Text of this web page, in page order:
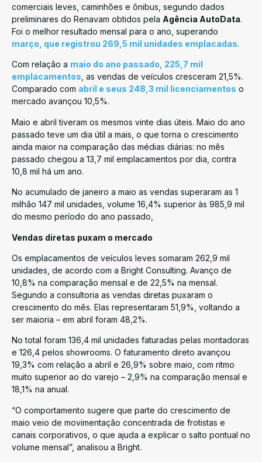
comerciais leves, caminhões e ônibus, segundo dados
preliminares do Renavam obtidos pela Agência AutoData.
Foi o melhor resultado mensal para o ano, superando
março, que registrou 269,5 mil unidades emplacadas.
Com relação a maio do ano passado, 225,7 mil
emplacamentos , as vendas de veículos cresceram 21,5%.
Comparado com abril e seus 248,3 mil licenciamentos o
mercado avançou 10,5%.
Maio e abril tiveram os mesmos vinte dias úteis. Maio do ano
passado teve um dia útil a mais, o que torna o crescimento
ainda maior na comparação das médias diárias: no mês
passado chegou a 13,7 mil emplacamentos por dia, contra
10,8 mil há um ano.
No acumulado de janeiro a maio as vendas superaram as 1
milhão 147 mil unidades, volume 16,4% superior às 985,9 mil
do mesmo período do ano passado,
Vendas diretas puxam o mercado
Os emplacamentos de veículos leves somaram 262,9 mil
unidades, de acordo com a Bright Consulting. Avanço de
10,8% na comparação mensal e de 22,5% na mensal.
Segundo a consultoria as vendas diretas puxaram o
crescimento do mês. Elas representaram 51,9%, voltando a
ser maioria – em abril foram 48,2%.
No total foram 136,4 mil unidades faturadas pelas montadoras
e 126,4 pelos showrooms. O faturamento direto avançou
19,3% com relação a abril e 26,9% sobre maio, com ritmo
muito superior ao do varejo – 2,9% na comparação mensal e
18,1% na anual.
“O comportamento sugere que parte do crescimento de
maio veio de movimentação concentrada de frotistas e
canais corporativos, o que ajuda a explicar o salto pontual no
volume mensal”, analisou a Bright.